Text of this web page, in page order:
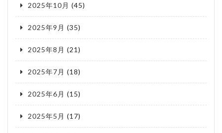
2025年10月 (45)
2025年9月 (35)
2025年8月 (21)
2025年7月 (18)
2025年6月 (15)
2025年5月 (17)